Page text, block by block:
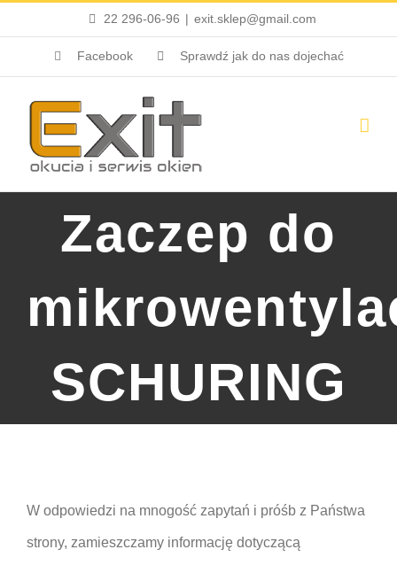
zawartości
22 296-06-96 | exit.sklep@gmail.com
Facebook Sprawdź jak do nas dojechać
Zaczep do
SCHURING
W odpowiedzi na mnogość zapytań i próśb z Państwa
strony, zamieszczamy informację dotyczącą